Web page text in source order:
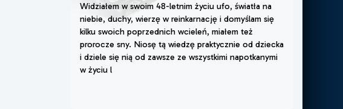
Widziałem w swoim 48-letnim życiu ufo, światła na
niebie, duchy, wierzę w reinkarnację i domyślam się
kilku swoich poprzednich wcieleń, miałem też
prorocze sny. Niosę tą wiedzę praktycznie od dziecka
i dziele się nią od zawsze ze wszystkimi napotkanymi
w życiu lu